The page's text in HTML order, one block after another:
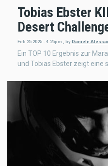
Tobias Ebster
Desert
Feb 25 2025 - 4:25pm byDaniele
Ein TOP 10 Ergebnis zur
und Tobias Ebster zeigt eine